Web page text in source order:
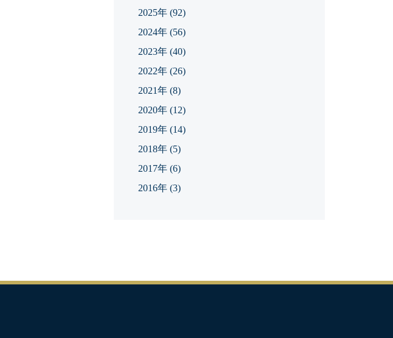
2025年 (92)
2024年 (56)
2023年 (40)
2022年 (26)
2021年 (8)
2020年 (12)
2019年 (14)
2018年 (5)
2017年 (6)
2016年 (3)